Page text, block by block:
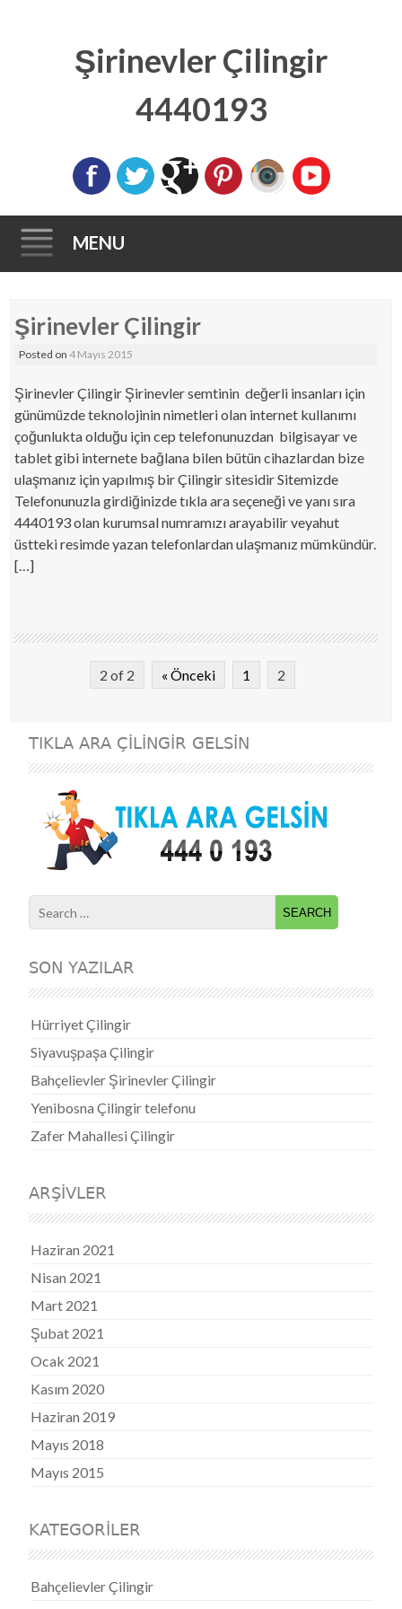
Şirinevler Çilingir
4440193
MENU
Şirinevler Çilingir
Posted on 4 Mayıs 2015
Şirinevler Çilingir Şirinevler semtinin değerli insanları için
günümüzde teknolojinin nimetleri olan internet kullanımı
çoğunlukta olduğu için cep telefonunuzdan bilgisayar ve
tablet gibi internete bağlana bilen bütün cihazlardan bize
ulaşmanız için yapılmış bir Çilingir sitesidir Sitemizde
Telefonunuzla girdiğinizde tıkla ara seçeneği ve yanı sıra
4440193 olan kurumsal numramızı arayabilir veyahut
üstteki resimde yazan telefonlardan ulaşmanız mümkündür.
[…]
2 of 2 « Önceki 1 2
TIKLA ARA ÇILINGIR GELSIN
Search for:
SON YAZILAR
Hürriyet Çilingir
Siyavuşpaşa Çilingir
Bahçelievler Şirinevler Çilingir
Yenibosna Çilingir telefonu
Zafer Mahallesi Çilingir
ARŞIVLER
Haziran 2021
Nisan 2021
Mart 2021
Şubat 2021
Ocak 2021
Kasım 2020
Haziran 2019
Mayıs 2018
Mayıs 2015
KATEGORILER
Bahçelievler Çilingir